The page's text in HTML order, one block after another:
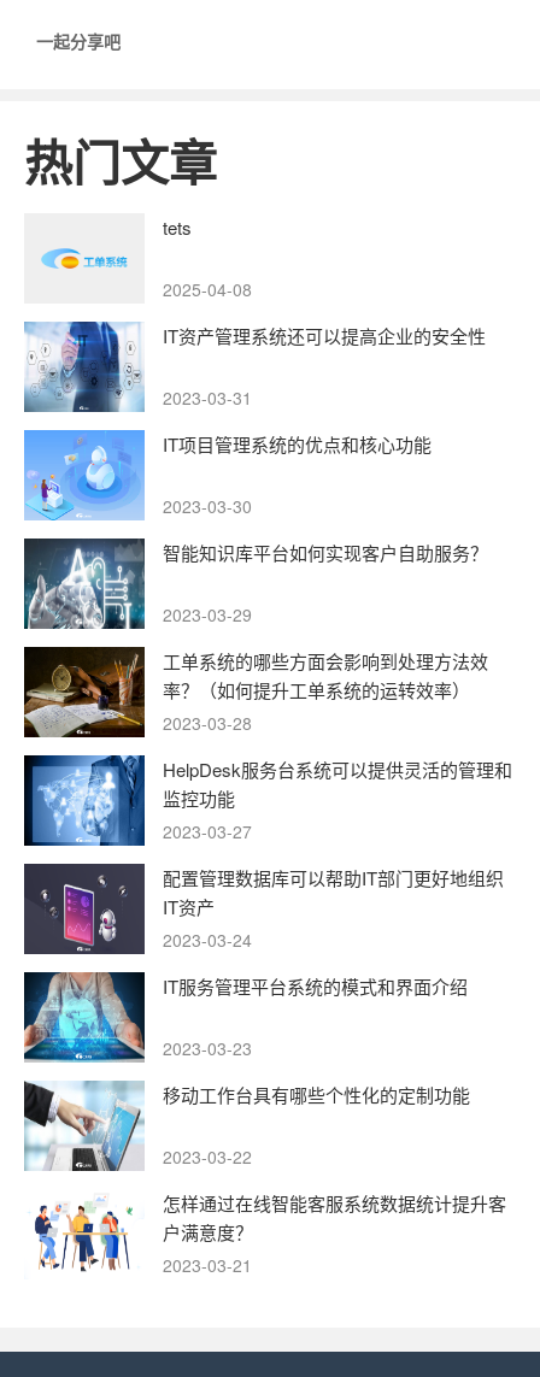
一起分享吧
热门文章
tets
2025-04-08
IT资产管理系统还可以提高企业的安全性
2023-03-31
IT项目管理系统的优点和核心功能
2023-03-30
智能知识库平台如何实现客户自助服务？
2023-03-29
工单系统的哪些方面会影响到处理方法效
率？（如何提升工单系统的运转效率）
2023-03-28
HelpDesk服务台系统可以提供灵活的管理和
监控功能
2023-03-27
配置管理数据库可以帮助IT部门更好地组织
IT资产
2023-03-24
IT服务管理平台系统的模式和界面介绍
2023-03-23
移动工作台具有哪些个性化的定制功能
2023-03-22
怎样通过在线智能客服系统数据统计提升客
户满意度？
2023-03-21